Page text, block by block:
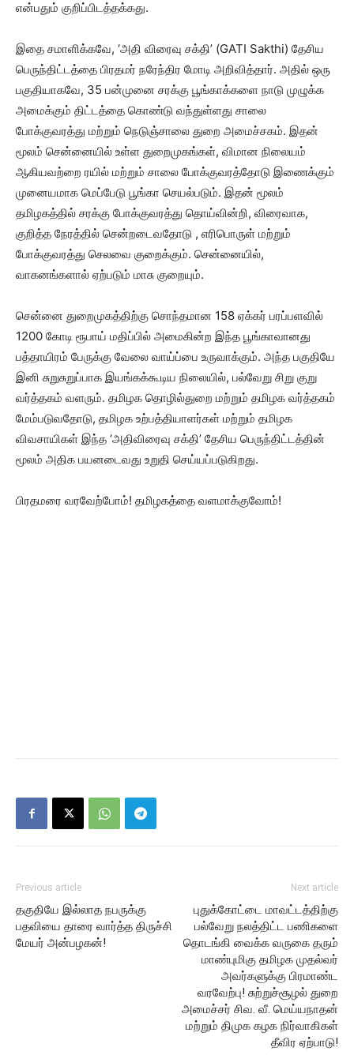
என்பதும் குறிப்பிடத்தக்கது.
இதை சமாளிக்கவே, ‘அதி விரைவு சக்தி’ (GATI Sakthi) தேசிய
பெருந்திட்டத்தை பிரதமர் நரேந்திர மோடி அறிவித்தார். அதில் ஒரு
பகுதியாகவே, 35 பன்முனை சரக்கு பூங்காக்களை நாடு முழுக்க
அமைக்கும் திட்டத்தை கொண்டு வந்துள்ளது சாலை
போக்குவரத்து மற்றும் நெடுஞ்சாலை துறை அமைச்சகம். இதன்
மூலம் சென்னையில் உள்ள துறைமுகங்கள், விமான நிலையம்
ஆகியவற்றை ரயில் மற்றும் சாலை போக்குவரத்தோடு இணைக்கும்
முனையமாக மெப்பேடு பூங்கா செயல்படும். இதன் மூலம்
தமிழகத்தில் சரக்கு போக்குவரத்து தொய்வின்றி, விரைவாக,
குறித்த நேரத்தில் சென்றடைவதோடு , எரிபொருள் மற்றும்
போக்குவரத்து செலவை குறைக்கும். சென்னையில்,
வாகனங்களால் ஏற்படும் மாசு குறையும்.
சென்னை துறைமுகத்திற்கு சொந்தமான 158 ஏக்கர் பரப்பளவில்
1200 கோடி ரூபாய் மதிப்பில் அமைகின்ற இந்த பூங்காவானது
பத்தாயிரம் பேருக்கு வேலை வாய்ப்பை உருவாக்கும். அந்த பகுதியே
இனி சுறுசுறுப்பாக இயங்கக்கூடிய நிலையில், பல்வேறு சிறு குறு
வர்த்தகம் வளரும். தமிழக தொழில்துறை மற்றும் தமிழக வர்த்தகம்
மேம்படுவதோடு, தமிழக உற்பத்தியாளர்கள் மற்றும் தமிழக
விவசாயிகள் இந்த ‘அதிவிரைவு சக்தி’ தேசிய பெருந்திட்டத்தின்
மூலம் அதிக பயனடைவது உறுதி செய்யப்படுகிறது.
பிரதமரை வரவேற்போம்! தமிழகத்தை வளமாக்குவோம்!
Previous article
தகுதியே இல்லாத நபருக்கு
பதவியை தாரை வார்த்த திருச்சி
மேயர் அன்பழகன்!
Next article
புதுக்கோட்டை மாவட்டத்திற்கு
பல்வேறு நலத்திட்ட பணிகளை
தொடங்கி வைக்க வருகை தரும்
மாண்புமிகு தமிழக முதல்வர்
அவர்களுக்கு பிரமாண்ட
வரவேற்பு! சுற்றுச்சூழல் துறை
அமைச்சர் சிவ. வீ. மெய்யநாதன்
மற்றும் திமுக கழக நிர்வாகிகள்
தீவிர ஏற்பாடு!